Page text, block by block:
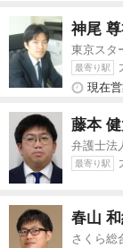
神尾
東京スタ
最寄り駅
現在
藤本
弁護士法
最寄り駅
春山
さくら総